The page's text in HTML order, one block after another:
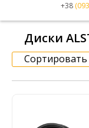
+38
Диски
Сортировать